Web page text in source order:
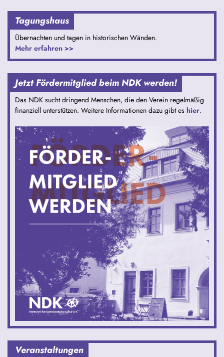
Tagungshaus
Übernachten und tagen in historischen Wänden.
Mehr erfahren >>
Jetzt Fördermitglied beim NDK werden!
Das NDK sucht dringend Menschen, die den Verein regelmäßig
finanziell unterstützen. Weitere Informationen dazu gibt es hier.
Veranstaltungen